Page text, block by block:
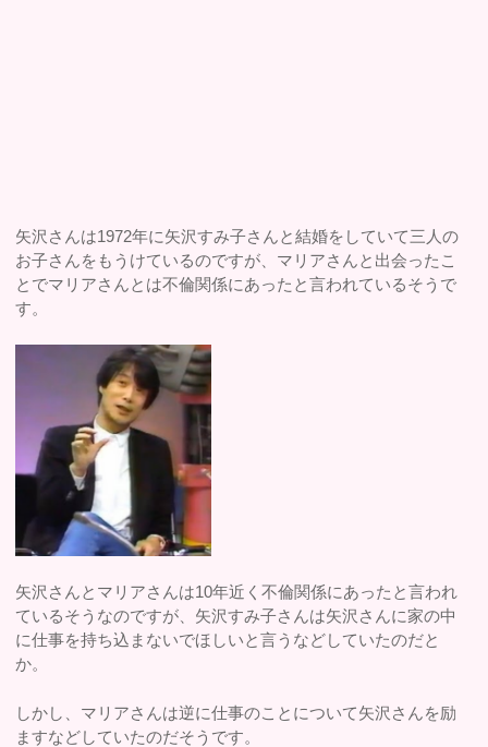
矢沢さんは1972年に矢沢すみ子さんと結婚をしていて三人の
お子さんをもうけているのですが、マリアさんと出会ったこ
とでマリアさんとは不倫関係にあったと言われているそうで
す。
矢沢さんとマリアさんは10年近く不倫関係にあったと言われ
ているそうなのですが、矢沢すみ子さんは矢沢さんに家の中
に仕事を持ち込まないでほしいと言うなどしていたのだと
か。
しかし、マリアさんは逆に仕事のことについて矢沢さんを励
ますなどしていたのだそうです。